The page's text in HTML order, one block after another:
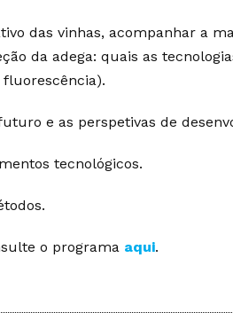
das vinhas, acompanhar a
da adega: quais as
e as perspetivas de
tecnológicos.
o programa aqui.